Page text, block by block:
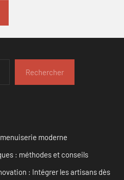
Rechercher
moderne
: méthodes et conseils
: Intégrer les artisans dès